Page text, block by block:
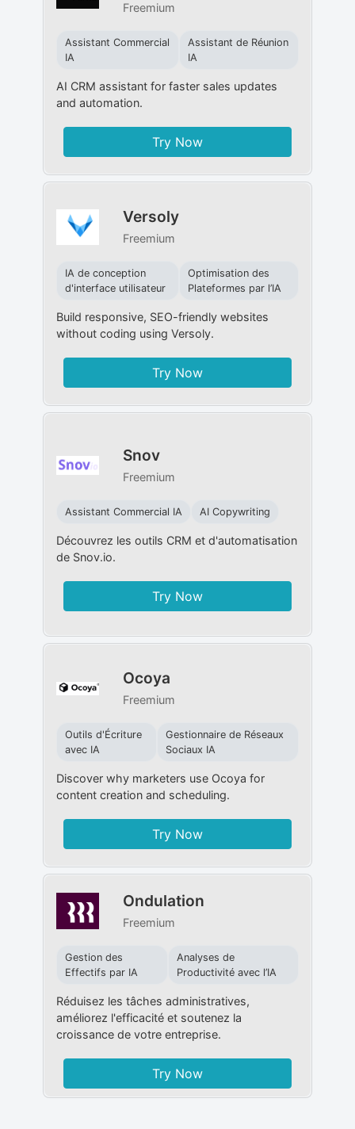
Freemium
Assistant Commercial
IA
Assistant de Réunion
IA
AI CRM assistant for faster sales updates
and automation.
Try Now
Versoly
Freemium
IA de conception
d'interface utilisateur
Optimisation des
Plateformes par l’IA
Build responsive, SEO-friendly websites
without coding using Versoly.
Try Now
Snov
Freemium
Assistant Commercial IA AI Copywriting
Découvrez les outils CRM et d'automatisation
de Snov.io.
Try Now
Ocoya
Freemium
Outils d'Écriture
avec IA
Gestionnaire de Réseaux
Sociaux IA
Discover why marketers use Ocoya for
content creation and scheduling.
Try Now
Ondulation
Freemium
Gestion des
Effectifs par IA
Analyses de
Productivité avec l’IA
Réduisez les tâches administratives,
améliorez l'efficacité et soutenez la
croissance de votre entreprise.
Try Now